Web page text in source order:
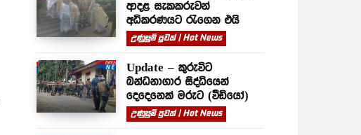
ආදළ සැකකරුවන්
අධිකරණයට රැගෙන එයි
උණුසුම් පුවත් | Hot News
Update – කුරුවිට
බන්ධනාගාර සිද්ධියෙන්
දෙදෙනෙක් මරුට (වීඩියෝ)
උණුසුම් පුවත් | Hot News